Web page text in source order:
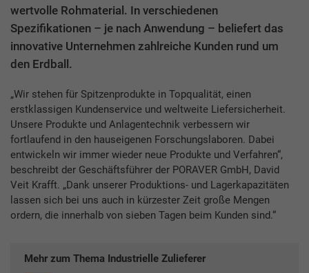
wertvolle Rohmaterial. In verschiedenen
Spezifikationen – je nach Anwendung – beliefert das
innovative Unternehmen zahlreiche Kunden rund um
den Erdball.
„Wir stehen für Spitzenprodukte in Topqualität, einen
erstklassigen Kundenservice und weltweite Liefersicherheit.
Unsere Produkte und Anlagentechnik verbessern wir
fortlaufend in den hauseigenen Forschungslaboren. Dabei
entwickeln wir immer wieder neue Produkte und Verfahren“,
beschreibt der Geschäftsführer der PORAVER GmbH, David
Veit Krafft. „Dank unserer Produktions- und Lagerkapazitäten
lassen sich bei uns auch in kürzester Zeit große Mengen
ordern, die innerhalb von sieben Tagen beim Kunden sind.“
Mehr zum Thema Industrielle Zulieferer